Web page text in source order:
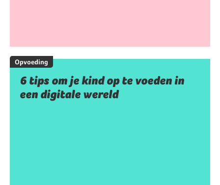
Opvoeding
6 tips om je kind op te voeden in
een digitale wereld